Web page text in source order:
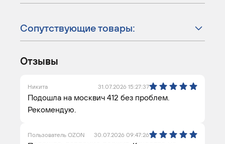
Сопутствующие товары:
Отзывы
Никита 31.07.2026 15:27:37
Подошла на москвич 412 без проблем.
Рекомендую.
Пользователь OZON 30.07.2026 09:47:26